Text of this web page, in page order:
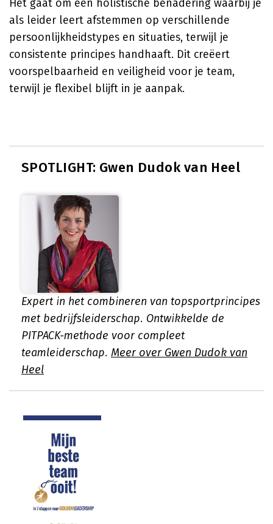
Het gaat om een holistische benadering waarbij je
als leider leert afstemmen op verschillende
persoonlijkheidstypes en situaties, terwijl je
consistente principes handhaaft. Dit creëert
voorspelbaarheid en veiligheid voor je team,
terwijl je flexibel blijft in je aanpak.
SPOTLIGHT: Gwen Dudok van Heel
Expert in het combineren van topsportprincipes
met bedrijfsleiderschap. Ontwikkelde de
PITPACK-methode voor compleet
teamleiderschap. Meer over Gwen Dudok van
Heel